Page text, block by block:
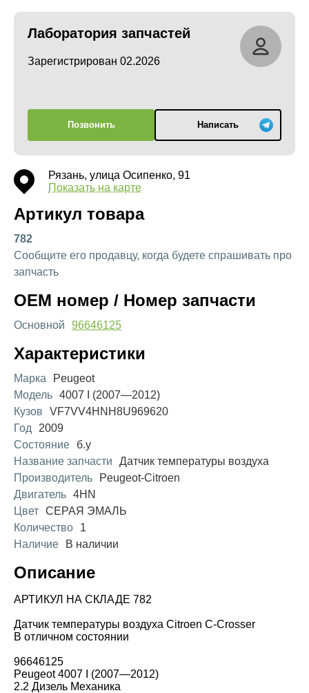
Лаборатория запчастей
Зарегистрирован 02.2026
Позвонить Написать
Рязань, улица Осипенко, 91
Показать на карте
Артикул товара
782
Сообщите его продавцу, когда будете спрашивать про
запчасть
OEM номер / Номер запчасти
Основной 96646125
Характеристики
Марка
Peugeot
Модель 4007 I (2007—2012)
Кузов
VF7VV4HNH8U969620
Год
2009
Состояние
б.у
Название запчасти
Датчик температуры воздуха
Производитель
Peugeot-Citroen
Двигатель 4HN
Цвет СЕРАЯ ЭМАЛЬ
Количество
1
Наличие
В наличии
Описание
АРТИКУЛ НА СКЛАДЕ 782
Датчик температуры воздуха Citroen C-Crosser
В отличном состоянии
96646125
Peugeot 4007 I (2007—2012)
2.2 Дизель Механика